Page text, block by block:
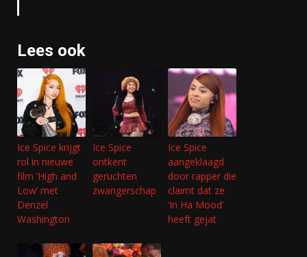
Lees ook
Ice Spice krijgt
rol in nieuwe
film ‘High and
Low’ met
Denzel
Washington
Ice Spice
ontkent
geruchten
zwangerschap
Ice Spice
aangeklaagd
door rapper die
claimt dat ze
‘In Ha Mood’
heeft gejat